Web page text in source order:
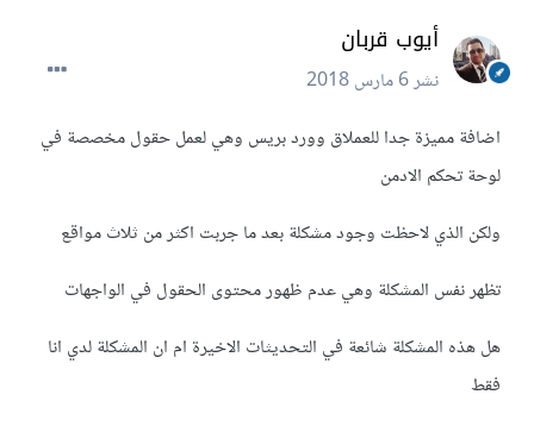
أيوب قربان
نشر6 مارس 2018
اضافة مميزة جدا للعملاق وورد بريس وهي لعمل حقول مخصصة في
لوحة تحكم الادمن
ولكن الذي لاحظت وجود مشكلة بعد ما جربت اكثر من ثلاث مواقع
تظهر نفس المشكلة وهي عدم ظهور محتوى الحقول في الواجهات
هل هذه المشكلة شائعة في التحديثات الاخيرة ام ان المشكلة لدي انا
فقط